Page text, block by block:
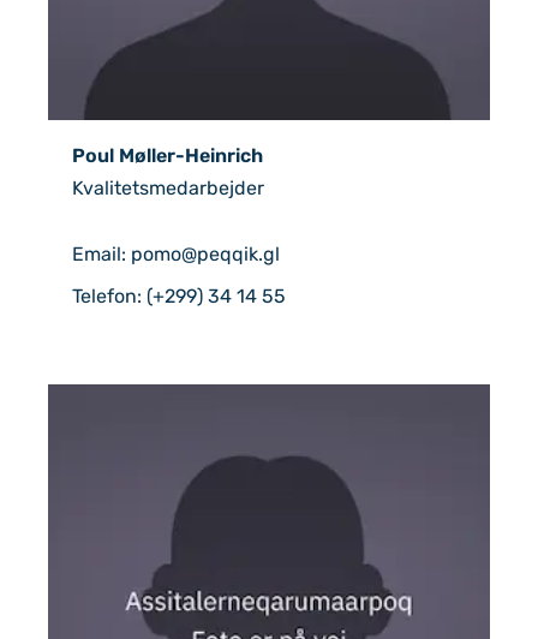
Poul Møller-Heinrich
Kvalitetsmedarbejder
Email: pomo@peqqik.gl
Telefon: (+299) 34 14 55